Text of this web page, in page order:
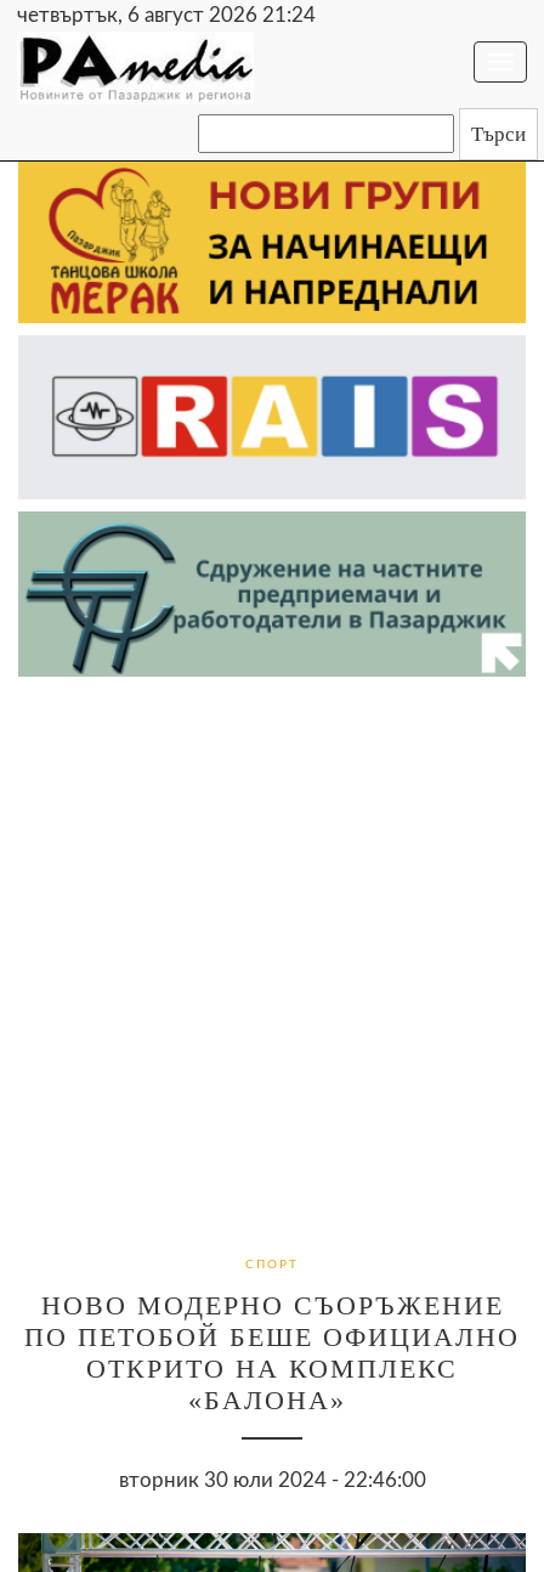
четвъртък, 6 август 2026 21:24
СПОРТ
НОВО МОДЕРНО СЪОРЪЖЕНИЕ
ПО ПЕТОБОЙ БЕШЕ ОФИЦИАЛНО
ОТКРИТО НА КОМПЛЕКС
«БАЛОНА»
вторник 30 юли 2024 - 22:46:00